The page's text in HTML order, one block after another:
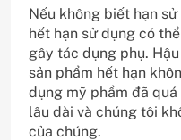
Nếu không biết hạn
hết hạn sử dụng có
gây tác dụng phụ.
sản phẩm hết hạn
dụng mỹ phẩm đã
lâu dài và chúng tôi
của chúng.